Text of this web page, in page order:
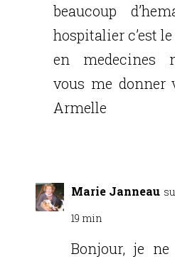
beaucoup
hospitalier c’est
en medecines
vous me donner
Armelle
Marie Janneau
19 min
Bonjour, je